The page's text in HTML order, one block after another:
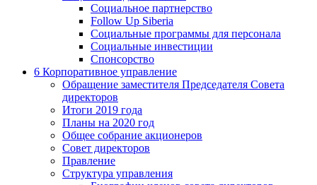
Социальное партнерство
Follow Up Siberia
Социальные программы для персонала
Социальные инвестиции
Спонсорство
6 Корпоративное управление
Обращение заместителя Председателя Совета
директоров
Итоги 2019 года
Планы на 2020 год
Общее собрание акционеров
Совет директоров
Правление
Структура управления